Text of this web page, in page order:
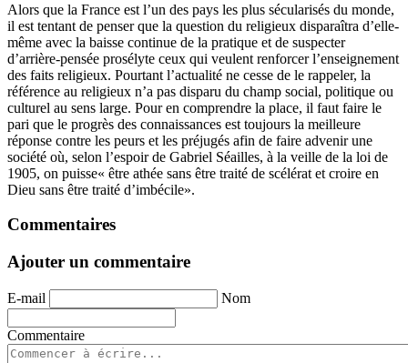
Alors que la France est l’un des pays les plus sécularisés du monde,
il est tentant de penser que la question du religieux disparaîtra d’elle-
même avec la baisse continue de la pratique et de suspecter
d’arrière-pensée prosélyte ceux qui veulent renforcer l’enseignement
des faits religieux. Pourtant l’actualité ne cesse de le rappeler, la
référence au religieux n’a pas disparu du champ social, politique ou
culturel au sens large. Pour en comprendre la place, il faut faire le
pari que le progrès des connaissances est toujours la meilleure
réponse contre les peurs et les préjugés afin de faire advenir une
société où, selon l’espoir de Gabriel Séailles, à la veille de la loi de
1905, on puisse« être athée sans être traité de scélérat et croire en
Dieu sans être traité d’imbécile».
Commentaires
Ajouter un commentaire
E-mail Nom
Commentaire